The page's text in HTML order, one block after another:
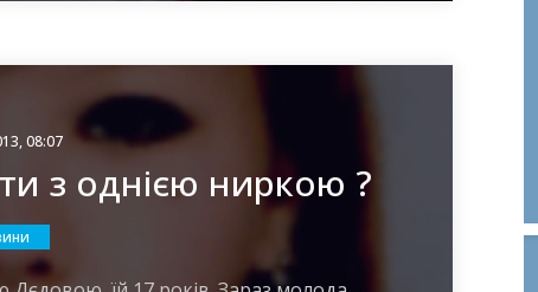
08:07
з однією ниркою ?